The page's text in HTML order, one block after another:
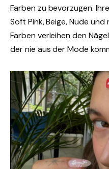
Farben zu bevorzugen.
Soft Pink, Beige, Nude
Farben verleihen den
der nie aus der Mode